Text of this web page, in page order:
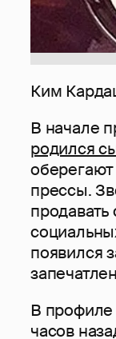
Ким
В начале
родился
оберегают
прессы.
появился
В профиле
часов